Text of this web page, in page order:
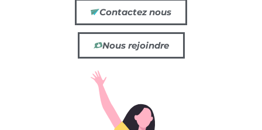
Contactez nous
Nous rejoindre